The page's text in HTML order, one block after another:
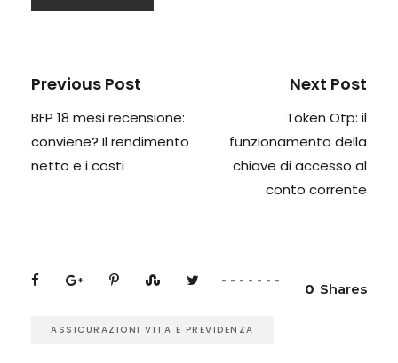
Previous Post
BFP 18 mesi recensione:
conviene? Il rendimento
netto e i costi
Next Post
Token Otp: il
funzionamento della
chiave di accesso al
conto corrente
0 Shares
ASSICURAZIONI VITA E PREVIDENZA